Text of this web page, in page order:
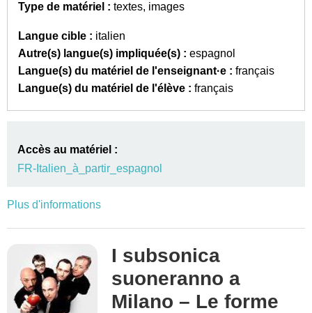
Type de matériel : textes images
Langue cible : italien
Autre(s) langue(s) impliquée(s) : espagnol
Langue(s) du matériel de l'enseignant·e : français
Langue(s) du matériel de l'élève : français
Accès au matériel :
FR-Italien_à_partir_espagnol
Plus d'informations
I subsonica
suoneranno a
Milano – Le forme